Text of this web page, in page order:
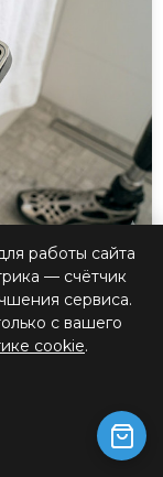
и
от того,
работы сайта
— счётчик
сервиса.
с вашего
cookie.